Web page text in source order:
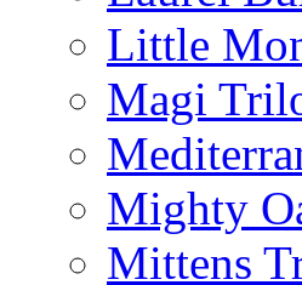
Little
Magi
Mighty
Mittens